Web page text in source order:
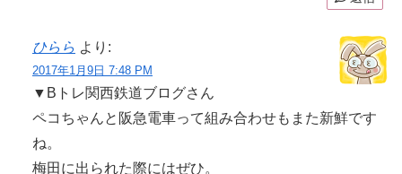
ひらら より:
2017年1月9日 7:48 PM
▼Bトレ関西鉄道ブログさん
ペコちゃんと阪急電車って組み合わせもまた新鮮です
ね。
梅田に出られた際にはぜひ。